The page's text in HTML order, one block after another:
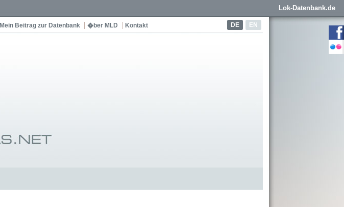
Lok-Datenbank.de
DE EN
Mein Beitrag zur Datenbank �ber MLD Kontakt